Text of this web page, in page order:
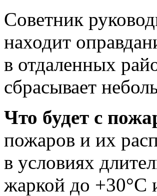
Советник
находит
в отдаленных
сбрасывает
Что будет с
пожаров и их
в условиях
жаркой до +30°С